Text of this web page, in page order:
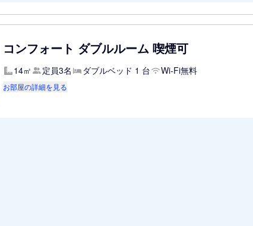
コンフォート ダブルルーム 喫煙可
14㎡ 定員3名 ダブルベッド 1 台 Wi-Fi無料
お部屋の詳細を見る